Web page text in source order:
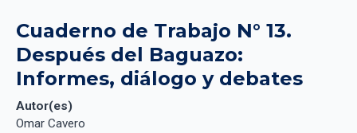
Cuaderno de Trabajo N° 13.
Después del Baguazo:
Informes, diálogo y debates
Autor(es)
Omar Cavero